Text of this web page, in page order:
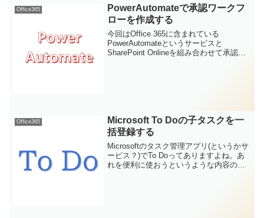
にぼかしを入れて一部分を隠してやる方
法についての解説です(∩´∀｀)∩
Office365
PowerAutomateで承認ワークフ
ローを作成する
今回はOffice 365に含まれている
PowerAutomateというサービスと
SharePoint Onlineを組み合わせて承認ワ
Office365
Microsoft To Doの子タスクを一
括登録する
Microsoftのタスク管理アプリ(というかサ
ービス？)でTo Doってありますよね。あ
れを便利に使おうというような内容のお